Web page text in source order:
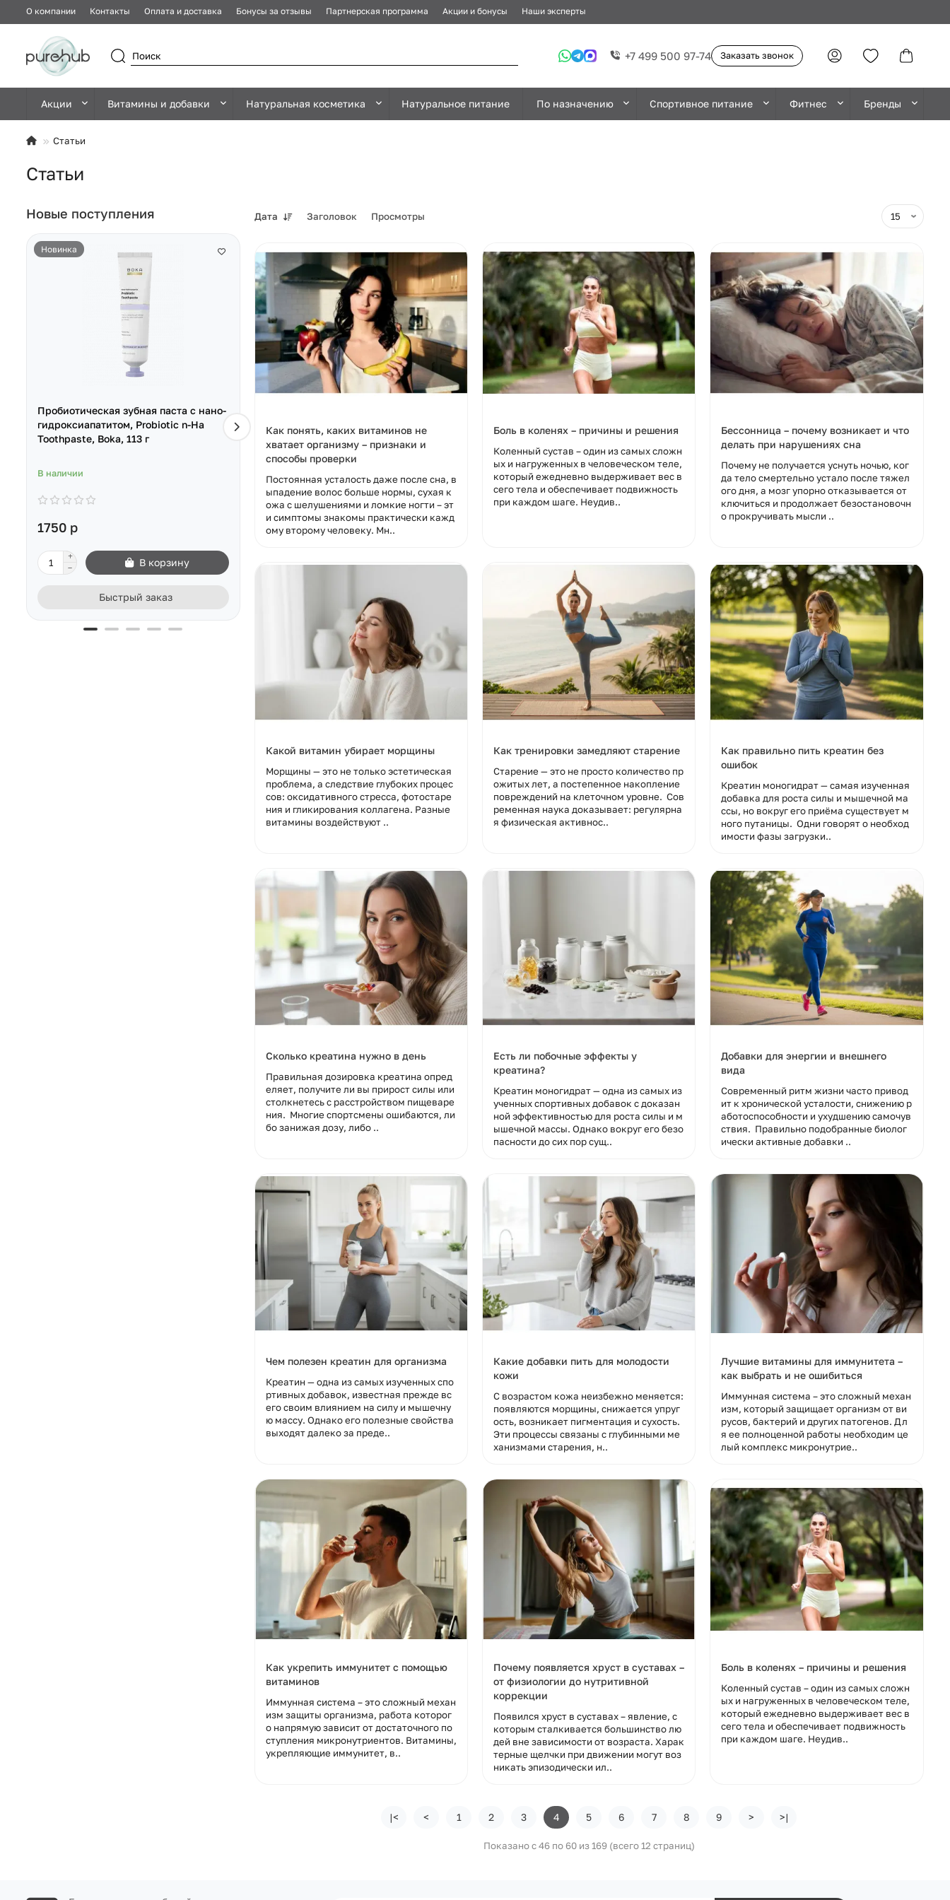
О компании Контакты Оплата и доставка Бонусы за отзывы Партнерская программа Акции и бонусы Наши эксперты
+7 499 500 97-74 Заказать звонок
Акции Витамины и добавки Натуральная косметика Натуральное питание По назначению Спортивное питание Фитнес Бренды
Статьи
Статьи
Новые поступления
Новинка
Пробиотическая зубная паста с нано-
гидроксиапатитом, Probiotic n-Ha
Toothpaste, Boka, 113 г
В наличии
1750 р
В корзину
Быстрый заказ
и прохладной мятой, PerioBrite
Toothpaste, Nature's Answer, 113,4 г
1350 р
В корзину
Быстрый заказ
PerioBrite без фтора со вкусом зимней
мяты, PerioBrite Brightening
Toothpaste, Nature's Answer, 113,4 г
В наличии
В корзину
Быстрый заказ
без фтора со вкусом клубники,
PerioBrite Kids Toothpaste, Nature's
Answer, 113,4 г
В наличии
В корзину
Быстрый заказ
Дата Заголовок Просмотры
Как понять, каких витаминов не
хватает организму – признаки и
способы проверки
Постоянная усталость даже после сна, в
ыпадение волос больше нормы, сухая к
ожа с шелушениями и ломкие ногти – эт
и симптомы знакомы практически кажд
ому второму человеку. Мн..
Боль в коленях – причины и решения
Коленный сустав – один из самых сложн
ых и нагруженных в человеческом теле,
который ежедневно выдерживает вес в
сего тела и обеспечивает подвижность
при каждом шаге. Неудив..
Бессонница – почему возникает и что
делать при нарушениях сна
Почему не получается уснуть ночью, ког
да тело смертельно устало после тяжел
ого дня, а мозг упорно отказывается от
ключиться и продолжает безостановочн
о прокручивать мысли ..
Какой витамин убирает морщины
Морщины — это не только эстетическая
проблема, а следствие глубоких процес
сов: оксидативного стресса, фотостаре
ния и гликирования коллагена. Разные
витамины воздействуют ..
Как тренировки замедляют старение
Старение — это не просто количество пр
ожитых лет, а постепенное накопление
повреждений на клеточном уровне. Сов
ременная наука доказывает: регулярна
я физическая активнос..
Как правильно пить креатин без
ошибок
Креатин моногидрат — самая изученная
добавка для роста силы и мышечной ма
ссы, но вокруг его приёма существует м
ного путаницы. Одни говорят о необход
имости фазы загрузки..
Сколько креатина нужно в день
Правильная дозировка креатина опред
еляет, получите ли вы прирост силы или
столкнетесь с расстройством пищеваре
ния. Многие спортсмены ошибаются, ли
бо занижая дозу, либо ..
Есть ли побочные эффекты у
креатина?
Креатин моногидрат — одна из самых из
ученных спортивных добавок с доказан
ной эффективностью для роста силы и м
ышечной массы. Однако вокруг его безо
пасности до сих пор сущ..
Добавки для энергии и внешнего
вида
Современный ритм жизни часто привод
ит к хронической усталости, снижению р
аботоспособности и ухудшению самочув
ствия. Правильно подобранные биолог
ически активные добавки ..
Чем полезен креатин для организма
Креатин — одна из самых изученных спо
ртивных добавок, известная прежде вс
его своим влиянием на силу и мышечну
ю массу. Однако его полезные свойства
выходят далеко за преде..
Какие добавки пить для молодости
кожи
С возрастом кожа неизбежно меняется:
появляются морщины, снижается упруг
ость, возникает пигментация и сухость.
Эти процессы связаны с глубинными ме
ханизмами старения, н..
Лучшие витамины для иммунитета –
как выбрать и не ошибиться
Иммунная система – это сложный механ
изм, который защищает организм от ви
русов, бактерий и других патогенов. Дл
я ее полноценной работы необходим це
лый комплекс микронутрие..
Как укрепить иммунитет с помощью
витаминов
Иммунная система – это сложный механ
изм защиты организма, работа которог
о напрямую зависит от достаточного по
ступления микронутриентов. Витамины,
укрепляющие иммунитет, в..
Почему появляется хруст в суставах –
от физиологии до нутритивной
коррекции
Появился хруст в суставах – явление, с
которым сталкивается большинство лю
дей вне зависимости от возраста. Харак
терные щелчки при движении могут воз
никать эпизодически ил..
Боль в коленях – причины и решения
Коленный сустав – один из самых сложн
ых и нагруженных в человеческом теле,
который ежедневно выдерживает вес в
сего тела и обеспечивает подвижность
при каждом шаге. Неудив..
|< < 1 2 3 4 5 6 7 8 9 > >|
Показано с 46 по 60 из 169 (всего 12 страниц)